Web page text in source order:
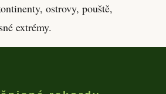
ostrovy, pouště,
extrémy.